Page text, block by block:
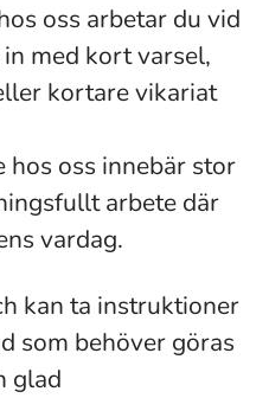
oss arbetar du vid
med kort varsel,
kortare vikariat
oss innebär stor
arbete där
vardag.
kan ta instruktioner
som behöver göras
glad